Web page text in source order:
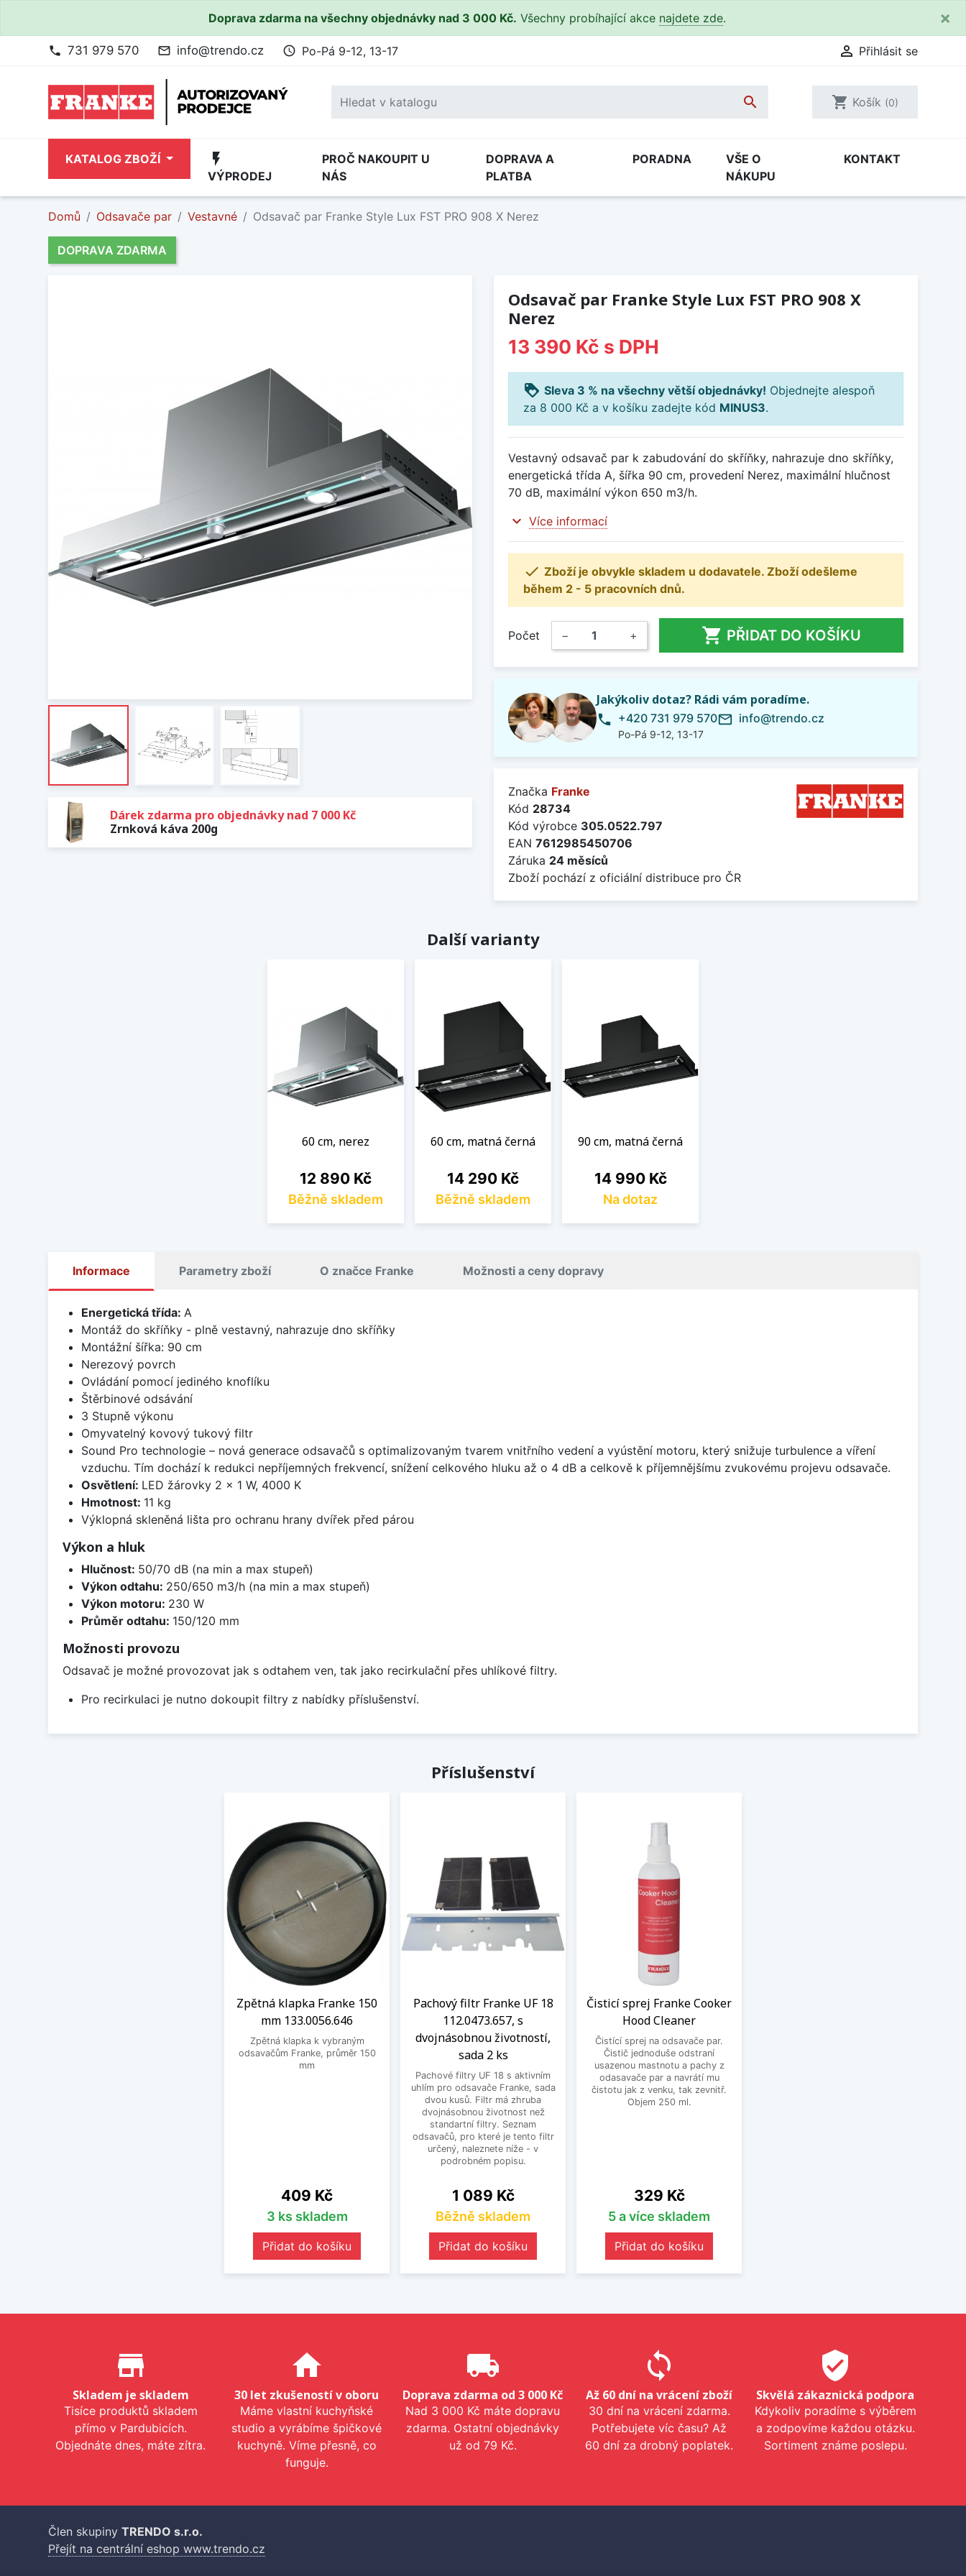
Doprava zdarma na všechny objednávky nad 3 000 Kč. Všechny probíhající akce najdete zde. ×
phone 731 979 570 mail_outline info@trendo.cz access_time Po-Pá 9-12, 13-17  Přihlásit se
 shopping_cart Košík (0)
KATALOG ZBOŽÍ flash_on
VÝPRODEJ
PROČ NAKOUPIT U
NÁS
DOPRAVA A
PLATBA
PORADNA
VŠE O
NÁKUPU
KONTAKT
Domů Odsavače par Vestavné Odsavač par Franke Style Lux FST PRO 908 X Nerez
DOPRAVA ZDARMA
Dárek zdarma pro objednávky nad 7 000 Kč
Zrnková káva 200g
Odsavač par Franke Style Lux FST PRO 908 X
Nerez
13 390 Kč s DPH
loyalty Sleva 3 % na všechny větší objednávky! Objednejte alespoň
za 8 000 Kč a v košíku zadejte kód MINUS3.
Vestavný odsavač par k zabudování do skříňky, nahrazuje dno skříňky,
energetická třída A, šířka 90 cm, provedení Nerez, maximální hlučnost
70 dB, maximální výkon 650 m3/h.
expand_more Více informací
 Zboží je obvykle skladem u dodavatele. Zboží odešleme
během 2 - 5 pracovních dnů.
Počet − +  PŘIDAT DO KOŠÍKU
Jakýkoliv dotaz? Rádi vám poradíme.
phone +420 731 979 570
Po-Pá 9-12, 13-17
mail_outline info@trendo.cz
Značka Franke
Kód 28734
Kód výrobce 305.0522.797
EAN 7612985450706
Záruka 24 měsíců
Zboží pochází z oficiální distribuce pro ČR
Další varianty
60 cm, nerez
Cena
12 890 Kč
Běžně skladem
60 cm, matná černá
Cena
14 290 Kč
Běžně skladem
90 cm, matná černá
Cena
14 990 Kč
Na dotaz
Informace Parametry zboží O značce Franke Možnosti a ceny dopravy
Energetická třída: A
Montáž do skříňky - plně vestavný, nahrazuje dno skříňky
Montážní šířka: 90 cm
Nerezový povrch
Ovládání pomocí jediného knoflíku
Štěrbinové odsávání
3 Stupně výkonu
Omyvatelný kovový tukový filtr
Sound Pro technologie – nová generace odsavačů s optimalizovaným tvarem vnitřního vedení a vyústění motoru, který snižuje turbulence a víření
vzduchu. Tím dochází k redukci nepříjemných frekvencí, snížení celkového hluku až o 4 dB a celkově k příjemnějšímu zvukovému projevu odsavače.
Osvětlení: LED žárovky 2 × 1 W, 4000 K
Hmotnost: 11 kg
Výklopná skleněná lišta pro ochranu hrany dvířek před párou
Výkon a hluk
Hlučnost: 50/70 dB (na min a max stupeň)
Výkon odtahu: 250/650 m3/h (na min a max stupeň)
Výkon motoru: 230 W
Průměr odtahu: 150/120 mm
Možnosti provozu
Odsavač je možné provozovat jak s odtahem ven, tak jako recirkulační přes uhlíkové filtry.
Pro recirkulaci je nutno dokoupit filtry z nabídky příslušenství.
Příslušenství
Zpětná klapka Franke 150
mm 133.0056.646
Zpětná klapka k vybraným
odsavačům Franke, průměr 150
mm
Cena
409 Kč
3 ks skladem
Přidat do košíku
Pachový filtr Franke UF 18
112.0473.657, s
dvojnásobnou životností,
sada 2 ks
Pachové filtry UF 18 s aktivním
uhlím pro odsavače Franke, sada
dvou kusů. Filtr má zhruba
dvojnásobnou životnost než
standartní filtry. Seznam
odsavačů, pro které je tento filtr
určený, naleznete níže - v
podrobném popisu.
Cena
1 089 Kč
Běžně skladem
Přidat do košíku
Čisticí sprej Franke Cooker
Hood Cleaner
Čistící sprej na odsavače par.
Čistič jednoduše odstraní
usazenou mastnotu a pachy z
odasavače par a navrátí mu
čistotu jak z venku, tak zevnitř.
Objem 250 ml.
Cena
329 Kč
5 a více skladem
Přidat do košíku
Proč nakupovat u nás?
store_mall_directory
Skladem je skladem
Tisíce produktů skladem
přímo v Pardubicích.
Objednáte dnes, máte zítra.
home
30 let zkušeností v oboru
Máme vlastní kuchyňské
studio a vyrábíme špičkové
kuchyně. Víme přesně, co
funguje.
local_shipping
Doprava zdarma od 3 000 Kč
Nad 3 000 Kč máte dopravu
zdarma. Ostatní objednávky
už od 79 Kč.
sync
Až 60 dní na vrácení zboží
30 dní na vrácení zdarma.
Potřebujete víc času? Až
60 dní za drobný poplatek.
verified_user
Skvělá zákaznická podpora
Kdykoliv poradíme s výběrem
a zodpovíme každou otázku.
Sortiment známe poslepu.
Člen skupiny TRENDO s.r.o.
Přejít na centrální eshop www.trendo.cz